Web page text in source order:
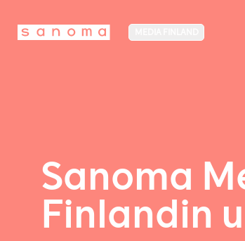
Sanoma
Finlandin